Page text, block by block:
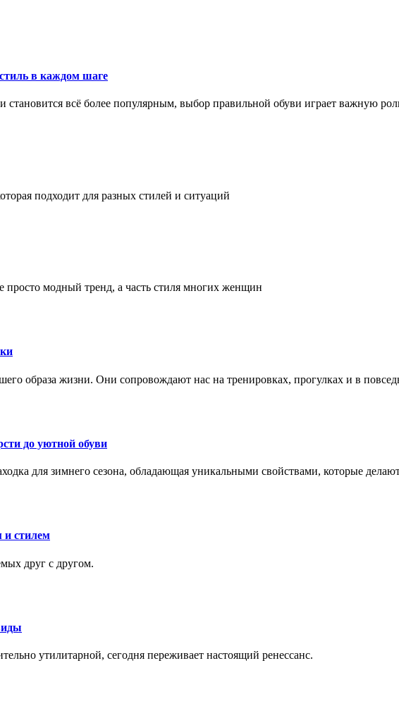
в каждом шаге
всё более популярным, выбор правильной обуви играет важную
подходит для разных стилей и ситуаций
модный тренд, а часть стиля многих женщин
образа жизни. Они сопровождают нас на тренировках, прогулках и в
до уютной обуви
для зимнего сезона, обладающая уникальными свойствами, которые
и стилем
друг с другом.
утилитарной, сегодня переживает настоящий ренессанс.